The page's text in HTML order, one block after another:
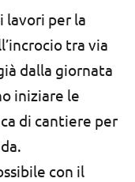
lavori per la
tra via
dalla giornata
iniziare le
di cantiere per
con il